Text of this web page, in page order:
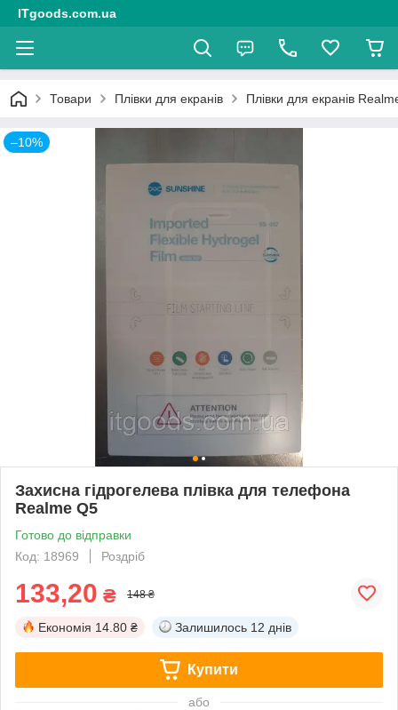
ITgoods.com.ua
Товари Плівки для екранів Плівки для екранів
–10%
Захисна гідрогелева плівка для телефона
Realme Q5
Готово до відправки
Код: 18969
Роздріб
133,20 ₴ 148 ₴
Економія 14.80 ₴ Залишилось 12 днів
Купити
або